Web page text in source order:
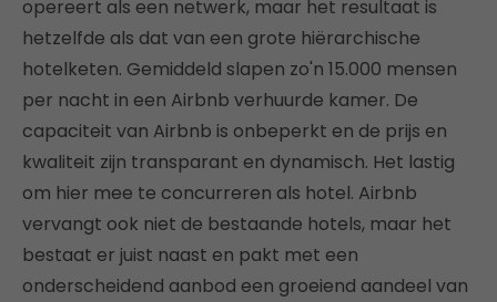
opereert als een netwerk, maar het resultaat is
hetzelfde als dat van een grote hiërarchische
hotelketen. Gemiddeld slapen zo'n 15.000 mensen
per nacht in een Airbnb verhuurde kamer. De
capaciteit van Airbnb is onbeperkt en de prijs en
kwaliteit zijn transparant en dynamisch. Het lastig
om hier mee te concurreren als hotel. Airbnb
vervangt ook niet de bestaande hotels, maar het
bestaat er juist naast en pakt met een
onderscheidend aanbod een groeiend aandeel van